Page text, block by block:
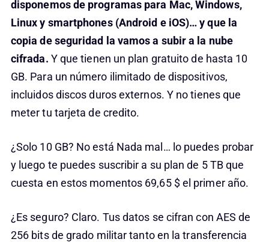
disponemos de programas para Mac, Windows,
Linux y smartphones (Android e iOS)… y que la
copia de seguridad la vamos a subir a la nube
cifrada. Y que tienen un plan gratuito de hasta 10
GB. Para un número ilimitado de dispositivos,
incluidos discos duros externos. Y no tienes que
meter tu tarjeta de credito.
¿Solo 10 GB? No está Nada mal… lo puedes probar
y luego te puedes suscribir a su plan de 5 TB que
cuesta en estos momentos 69,65 $ el primer año.
¿Es seguro? Claro. Tus datos se cifran con AES de
256 bits de grado militar tanto en la transferencia